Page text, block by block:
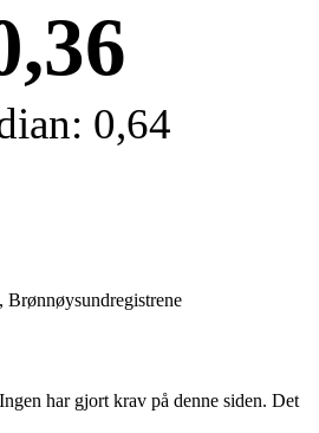
0,64
Brønnøysundregistrene
har gjort krav på denne siden. Det